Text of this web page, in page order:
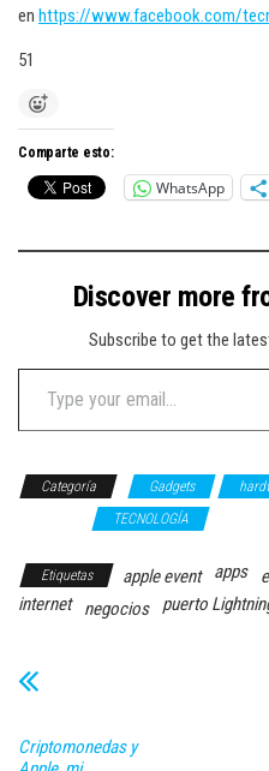
en https://www.facebook.com/
51
Comparte esto:
WhatsApp
Discover more
Subscribe to get the
Type your email…
Categoría Gadgets
TECNOLOGÍA
Etiquetas apple event apps
internet
negocios puerto
Criptomonedas y